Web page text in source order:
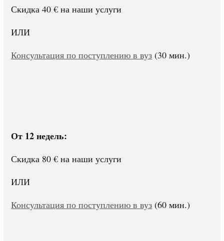
Скидка 40 € на наши услуги
ИЛИ
Консультация по поступлению в вуз (30 мин.)
От 12 недель:
Скидка 80 € на наши услуги
ИЛИ
Консультация по поступлению в вуз (60 мин.)